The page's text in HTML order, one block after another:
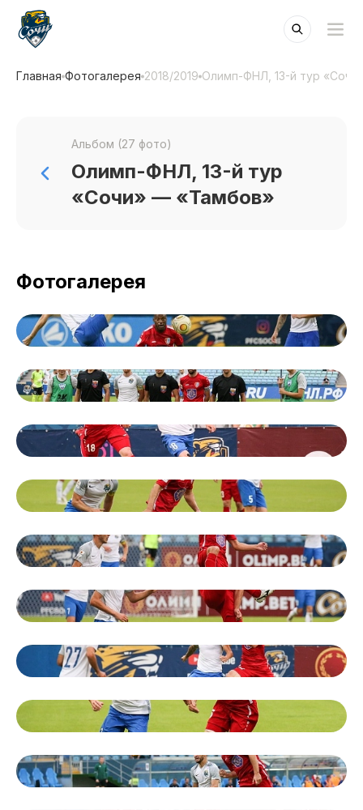
Главная Фотогалерея 2018/2019 Олимп-ФНЛ, 13-й тур
Альбом (27 фото)
Олимп-ФНЛ, 13-й тур
«Сочи» — «Тамбов»
Фотогалерея